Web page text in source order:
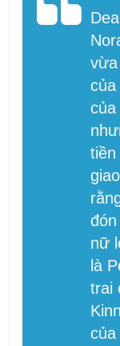
của
nữ
là
trai
của